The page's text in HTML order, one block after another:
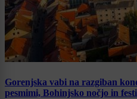
Gorenjska vabi na razgiban
pesmimi, Bohinjsko nočjo in